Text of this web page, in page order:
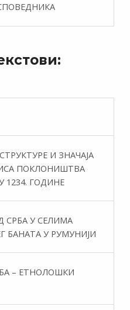
И ЗНАЧАЈА
ПОКЛОНИШТВА
1234. ГОДИНЕ
СРБА У СЕЛИМА
БАНАТА У РУМУНИЈИ
– ЕТНОЛОШКИ